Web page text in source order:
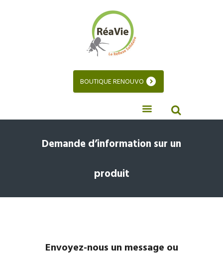
BOUTIQUE RENOUVO
Demande d’information sur un
produit
Envoyez-nous un message ou